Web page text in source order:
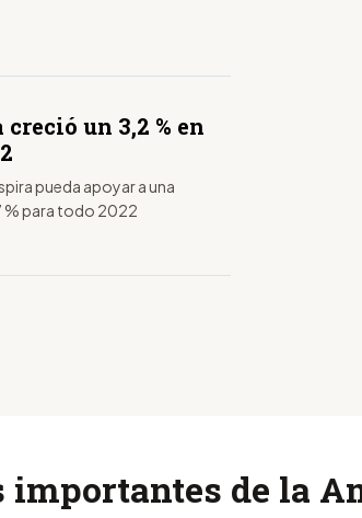
un 3,2 % en
pueda apoyar a una
% para todo 2022
importantes de la